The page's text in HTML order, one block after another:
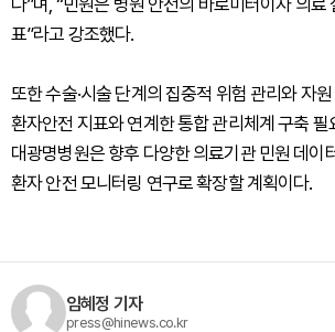
다”며, “민원은 병원 안전의 바로미터이자 의료
표”라고 강조했다.
또한 수술·시술 단계의 집중적 위험 관리와 자
환자안전 지표와 연계한 통합 관리체계 구축
대광명병원은 향후 다양한 의료기관 민원 데이
환자 안전 모니터링 연구로 확장할 계획이다.
임혜정 기자
press@hinews.co.kr